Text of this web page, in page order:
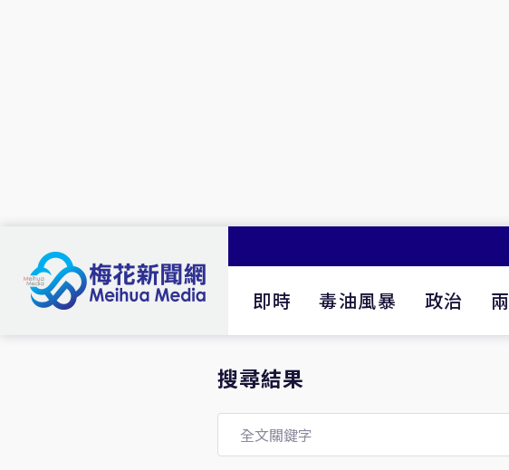
即時 毒油風暴 政治
搜尋結果